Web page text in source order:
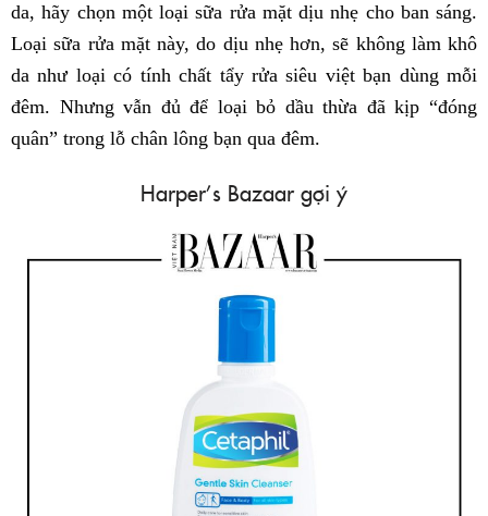
da, hãy chọn một loại sữa rửa mặt dịu nhẹ cho ban sáng.
Loại sữa rửa mặt này, do dịu nhẹ hơn, sẽ không làm khô
da như loại có tính chất tẩy rửa siêu việt bạn dùng mỗi
đêm. Nhưng vẫn đủ để loại bỏ dầu thừa đã kịp “đóng
quân” trong lỗ chân lông bạn qua đêm.
Harper’s Bazaar gợi ý